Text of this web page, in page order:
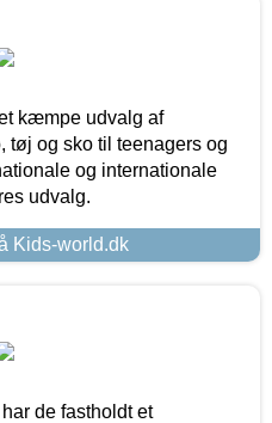
kæmpe udvalg af
tøj og sko til teenagers og
og internationale
udvalg.
Kids-world.dk
de fastholdt et